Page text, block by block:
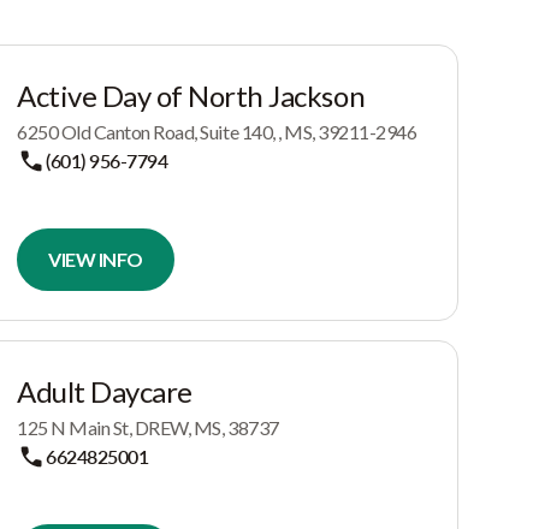
Active Day of North Jackson
6250 Old Canton Road, Suite 140, , MS, 39211-2946
(601) 956-7794
VIEW INFO
Adult Daycare
125 N Main St, DREW, MS, 38737
6624825001